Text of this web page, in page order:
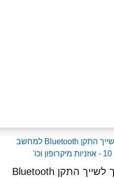
איך לשייך התקן Bluetooth